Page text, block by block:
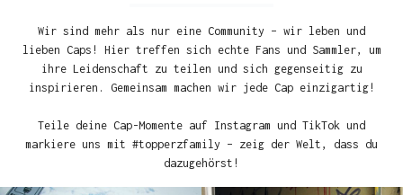
Wir sind mehr als nur eine Community – wir leben und
lieben Caps! Hier treffen sich echte Fans und Sammler, um
ihre Leidenschaft zu teilen und sich gegenseitig zu
inspirieren. Gemeinsam machen wir jede Cap einzigartig!
Teile deine Cap-Momente auf Instagram und TikTok und
markiere uns mit #topperzfamily – zeig der Welt, dass du
dazugehörst!